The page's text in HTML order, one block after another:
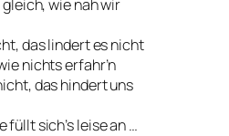
wie nah wir
das lindert es nicht
nichts erfahr’n
das hindert uns
füllt sich’s leise an …